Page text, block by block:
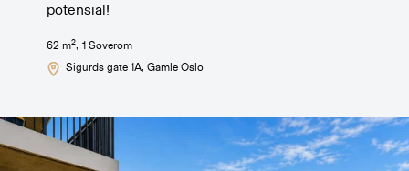
potensial!
62 m2, 1 Soverom
Sigurds gate 1A, Gamle Oslo